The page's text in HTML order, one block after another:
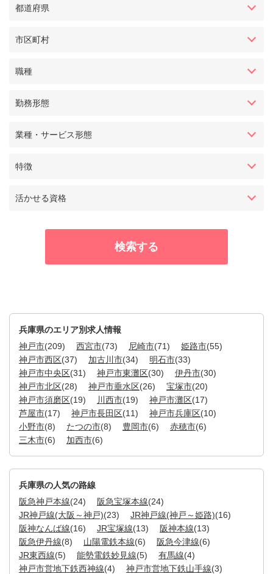
都道府県
市区町村
職種
勤務形態
業種・サービス形態
特徴
活かせる資格
兵庫県のエリア別求人情報
神戸市(209) 西宮市(73) 尼崎市(71) 姫路市(55)
神戸市西区(37) 加古川市(34) 明石市(33)
神戸市中央区(31) 神戸市東灘区(30) 伊丹市(30)
神戸市北区(28) 神戸市垂水区(26) 宝塚市(20)
神戸市須磨区(19) 川西市(19) 神戸市灘区(17)
芦屋市(17) 神戸市長田区(11) 神戸市兵庫区(10)
小野市(8) たつの市(8) 豊岡市(6) 赤穂市(6)
三木市(6) 加西市(6)
兵庫県の人気の路線
阪急神戸本線(24) 阪急宝塚本線(24)
JR神戸線(大阪～神戸)(23) JR神戸線(神戸～姫路)(16)
阪神なんば線(16) JR宝塚線(13) 阪神本線(13)
阪急伊丹線(8) 山陽電鉄本線(6) 阪急今津線(6)
JR東西線(5) 能勢電鉄妙見線(5) 有馬線(4)
神戸市営地下鉄西神線(4) 神戸市営地下鉄山手線(3)